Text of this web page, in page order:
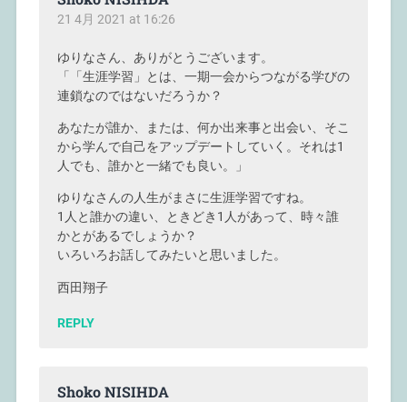
21 4月 2021 at 16:26
ゆりなさん、ありがとうございます。
「「生涯学習」とは、一期一会からつながる学びの
連鎖なのではないだろうか？
あなたが誰か、または、何か出来事と出会い、そこ
から学んで自己をアップデートしていく。それは1
人でも、誰かと一緒でも良い。」
ゆりなさんの人生がまさに生涯学習ですね。
1人と誰かの違い、ときどき1人があって、時々誰
かとがあるでしょうか？
いろいろお話してみたいと思いました。
西田翔子
REPLY
Shoko NISIHDA